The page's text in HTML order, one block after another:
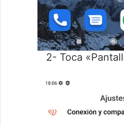
2- Toca